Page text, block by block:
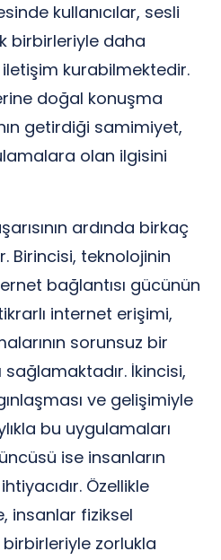
kullanıcılar, sesli
birbirleriyle daha
kurabilmektedir.
doğal konuşma
getirdiği samimiyet,
olan ilgisini
ardında birkaç
Birincisi, teknolojinin
bağlantısı gücünün
internet erişimi,
sorunsuz bir
sağlamaktadır. İkincisi,
ve gelişimiyle
bu uygulamaları
ise insanların
Özellikle
insanlar fiziksel
zorlukla